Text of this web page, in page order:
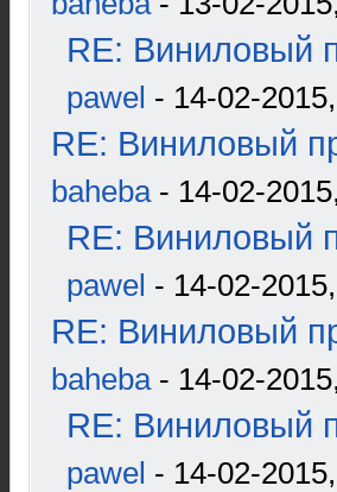
RE: Виниловый
pawel - 14-02-
RE: Виниловый
baheba- 14-02-
RE: Виниловый
pawel - 14-02-
RE: Виниловый
baheba- 14-02-
RE: Виниловый
pawel - 14-02-